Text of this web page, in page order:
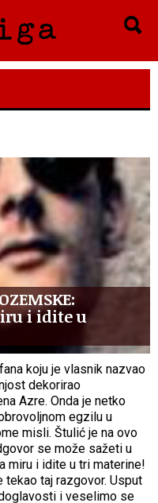
i idite u
koju je vlasnik nazvao
dekorirao
Azre. Onda je netko
egzilu u
misli. Štulić je na ovo
se može sažeti u
miru i idite u tri materine!
tekao taj razgovor. Usput
i veselimo se